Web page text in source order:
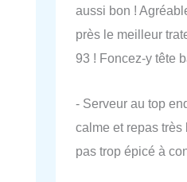
aussi bon !
près le meilleur
93 ! Foncez-y tête
- Serveur au top
calme et repas très
pas trop épicé à